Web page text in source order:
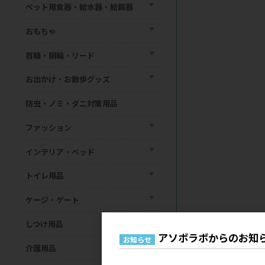
ペット用食器・給水器・給餌器
おもちゃ
首輪・胴輪・リード
お出かけ・お散歩グッズ
防虫・ノミ・ダニ対策用品
ファッション
インテリア・ベッド
トイレ用品
ケージ・ゲート
しつけ用品
介護用品
お知らせ アソボラボからのお知